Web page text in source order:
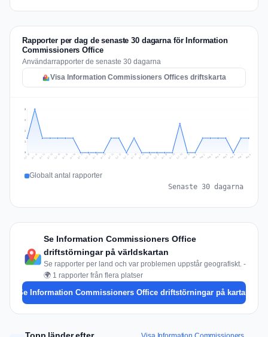
Rapporter per dag de senaste 30 dagarna för Information
Commissioners Office
Användarrapporter de senaste 30 dagarna
Visa Information Commissioners Offices driftskarta
1
2
2
3
Jul 10 Jul 11 Jul 12 Jul 13 Jul 14 Jul 15 Jul 16 Jul 17 Jul 18 Jul 19 Jul 20 Jul 21 Jul 22 Jul 23 Jul 24 Jul 25 Jul 26 Jul 27 Jul 28 Jul 29 Jul 30 Jul 31 Aug 1 Aug 2 Aug 3 Aug 4 Aug 5 Aug 6 Aug 7 Aug 8
Globalt antal rapporter
Senaste 30 dagarna
Se Information Commissioners Office
driftstörningar på världskartan
Se rapporter per land och var problemen uppstår geografiskt. -
🌍 1 rapporter från flera platser
Se Information Commissioners Office driftstörningar på kartan